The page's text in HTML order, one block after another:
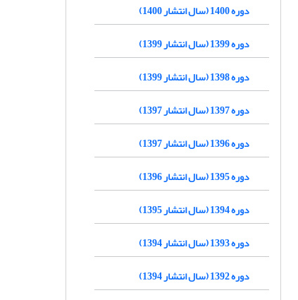
دوره 1400 (سال انتشار 1400)
دوره 1399 (سال انتشار 1399)
دوره 1398 (سال انتشار 1399)
دوره 1397 (سال انتشار 1397)
دوره 1396 (سال انتشار 1397)
دوره 1395 (سال انتشار 1396)
دوره 1394 (سال انتشار 1395)
دوره 1393 (سال انتشار 1394)
دوره 1392 (سال انتشار 1394)